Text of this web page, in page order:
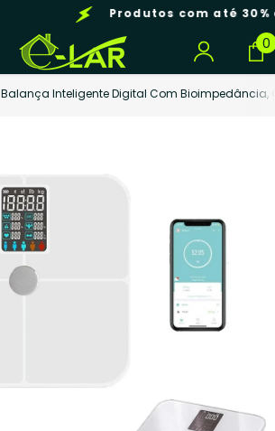
Produtos com até 30% de
0
0
Balança Inteligente Digital Com Bioimpedância,